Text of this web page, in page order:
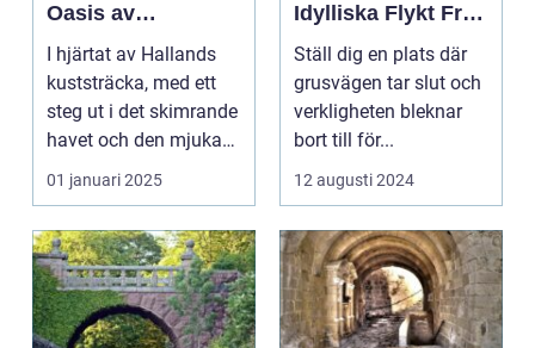
Oasis av
Möjligheter
I hjärtat av Hallands
kuststräcka, med ett
steg ut i det skimrande
havet och den mjuka
san...
01 januari 2025
Idylliska Flykt Från
Vardagen
Ställ dig en plats där
grusvägen tar slut och
verkligheten bleknar
bort till för...
12 augusti 2024